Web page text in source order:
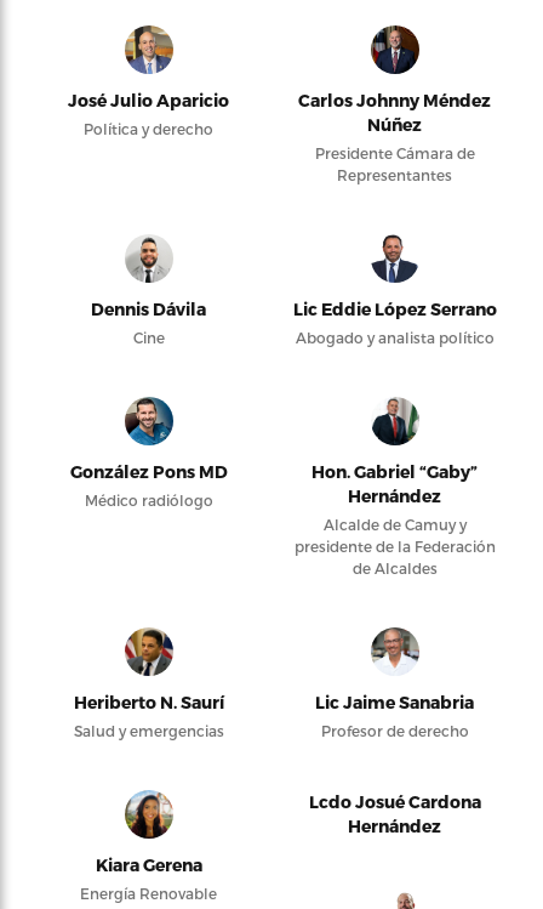
José Julio Aparicio
Política y derecho
Carlos Johnny Méndez
Núñez
Presidente Cámara de
Representantes
Dennis Dávila
Cine
Lic Eddie López Serrano
Abogado y analista político
González Pons MD
Médico radiólogo
Hon. Gabriel “Gaby”
Hernández
Alcalde de Camuy y
presidente de la Federación
de Alcaldes
Heriberto N. Saurí
Salud y emergencias
Lic Jaime Sanabria
Profesor de derecho
Kiara Gerena
Energía Renovable
Lcdo Josué Cardona
Hernández